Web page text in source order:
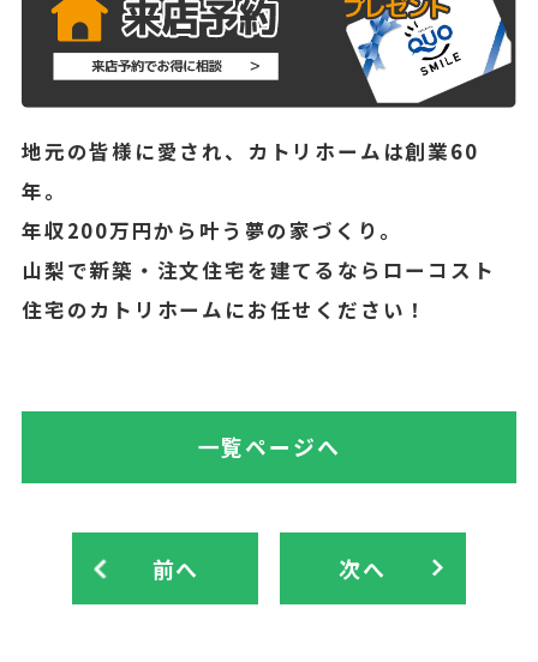
地元の皆様に愛され、カトリホームは創業60
年。
年収200万円から叶う夢の家づくり。
山梨で新築・注文住宅を建てるならローコスト
住宅のカトリホームにお任せください！
前へ
一覧ページへ
次へ